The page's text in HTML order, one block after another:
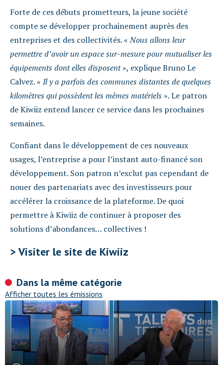
Forte de ces débuts prometteurs, la jeune société
compte se développer prochainement auprès des
entreprises et des collectivités. «Nous allons leur
permettre d’avoir un espace sur-mesure pour mutualiser les
équipements dont elles disposent», explique Bruno Le
Calvez. « Il y a parfois des communes distantes de quelques
kilomètres qui possèdent les mêmes matériels ». Le patron
de Kiwiiz entend lancer ce service dans les prochaines
semaines.
Confiant dans le développement de ces nouveaux
usages, l’entreprise a pour l’instant auto-financé son
développement. Son patron n’exclut pas cependant de
nouer des partenariats avec des investisseurs pour
accélérer la croissance de la plateforme. De quoi
permettre à Kiwiiz de continuer à proposer des
solutions d’abondances… collectives !
> Visiter le site de Kiwiiz
Dans la même catégorie
Afficher toutes les émissions